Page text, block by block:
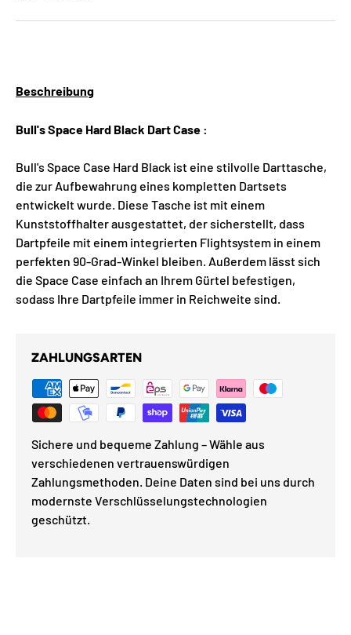
Beschreibung
Bull's Space Hard Black Dart Case :
Bull's Space Case Hard Black ist eine stilvolle Darttasche,
die zur Aufbewahrung eines kompletten Dartsets
entwickelt wurde. Diese Tasche ist mit einem
Kunststoffhalter ausgestattet, der sicherstellt, dass
Dartpfeile mit einem integrierten Flightsystem in einem
perfekten 90-Grad-Winkel bleiben. Außerdem lässt sich
die Space Case einfach an Ihrem Gürtel befestigen,
sodass Ihre Dartpfeile immer in Reichweite sind.
ZAHLUNGSARTEN
Sichere und bequeme Zahlung – Wähle aus
verschiedenen vertrauenswürdigen
Zahlungsmethoden. Deine Daten sind bei uns durch
modernste Verschlüsselungstechnologien
geschützt.